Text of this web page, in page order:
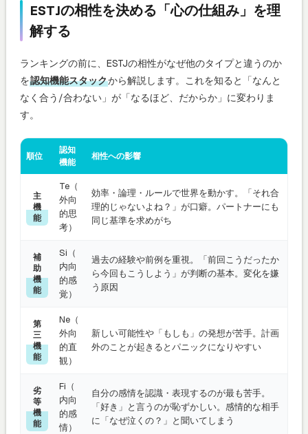
ESTJの相性を決める「心の仕組み」を理
解する
ランキングの前に、ESTJの相性がなぜ他のタイプと違うのか
を認知機能スタックから解説します。これを知ると「なんと
なく合う/合わない」が「なるほど、だからか」に変わりま
す。
順位
認知
機能
相性への影響
主
機
能
Te（
外向
的思
考）
効率・論理・ルールで世界を動かす。「それ合
理的じゃないよね？」が口癖。パートナーにも
同じ基準を求めがち
補
助
機
能
Si（
内向
的感
覚）
過去の経験や前例を重視。「前回こうだったか
ら今回もこうしよう」が判断の基本。変化を嫌
う原因
第
三
機
能
Ne（
外向
的直
観）
新しい可能性や「もしも」の発想が苦手。計画
外のことが起きるとパニックになりやすい
劣
等
機
能
Fi（
内向
的感
情）
自分の感情を認識・表現するのが最も苦手。
「好き」と言うのが恥ずかしい。感情的な相手
に「なぜ泣くの？」と聞いてしまう